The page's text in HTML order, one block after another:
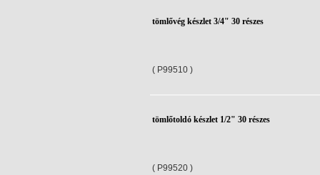
tömlővég készlet 3/4" 30 részes
( P99510 )
tömlőtoldó készlet 1/2" 30 részes
( P99520 )